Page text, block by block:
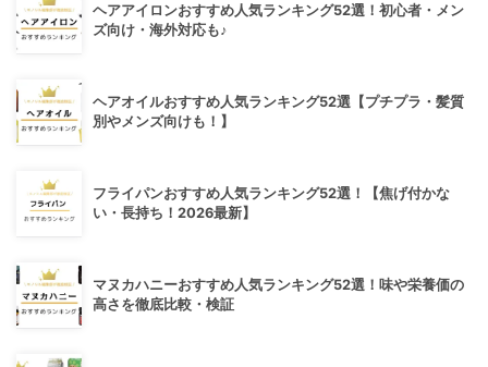
ヘアアイロンおすすめ人気ランキング52選！初心者・メン
ズ向け・海外対応も♪
ヘアオイルおすすめ人気ランキング52選【プチプラ・髪質
別やメンズ向けも！】
フライパンおすすめ人気ランキング52選！【焦げ付かな
い・長持ち！2026最新】
マヌカハニーおすすめ人気ランキング52選！味や栄養価の
高さを徹底比較・検証